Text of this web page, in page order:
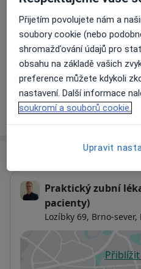
Mikroskopické zubní ošetření
Detaily
+ 3 služby
Jak fungují ceny?
Praktický zubní
pacienty)
Lozíbky 69, Brno-sever,
Přijetím povolujete nám a
soubory cookie (nebo
shromažďování údajů pro
obsahu na základě vašich
preference můžete kdykoli
nastavení. Další informace
soukromí a souborů cookie.
Upravit